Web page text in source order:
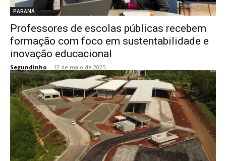
PARANÁ
Professores de escolas públicas recebem
formação com foco em sustentabilidade e
inovação educacional
Segundinho - 12 de maio de 2025